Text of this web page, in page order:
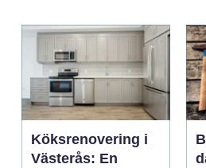
Köksrenovering i
Västerås: En